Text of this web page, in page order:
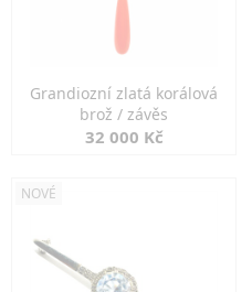
Grandiozní zlatá korálová
brož / závěs
32 000 Kč
NOVÉ